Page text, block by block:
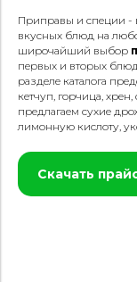
Приправы и специи -
вкусных блюд на
широчайший выбор
первых и вторых
разделе каталога
кетчуп, горчица,
предлагаем сухие
лимонную кислоту,
Скачать